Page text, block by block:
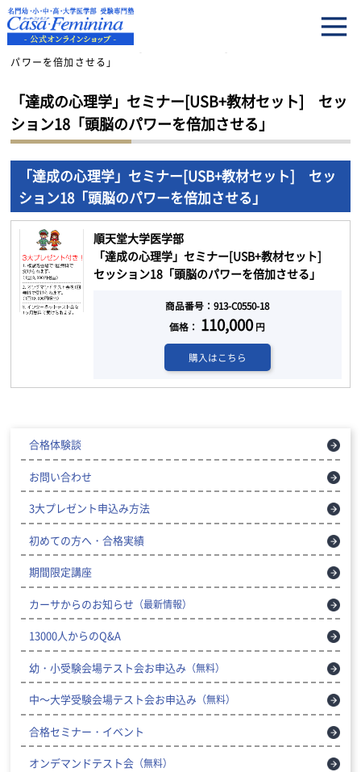
HOME
「達成の心理学」セミナー[USB+教材セット] セッション18「頭脳の
パワーを倍加させる」
「達成の心理学」セミナー[USB+教材セット] セッ
ション18「頭脳のパワーを倍加させる」
「達成の心理学」セミナー[USB+教材セット] セッ
ション18「頭脳のパワーを倍加させる」
順天堂大学医学部
「達成の心理学」セミナー[USB+教材セット]
セッション18「頭脳のパワーを倍加させる」
商品番号：913-C0550-18
価格： 110,000円
購入はこちら
合格体験談
お問い合わせ
3大プレゼント申込み方法
初めての方へ・合格実績
期間限定講座
カーサからのお知らせ （最新情報）
13000人からのQ&A
幼・小受験会場テスト会お申込み （無料）
中～大学受験会場テスト会お申込み （無料）
合格セミナー・イベント
オンデマンドテスト会 （無料）